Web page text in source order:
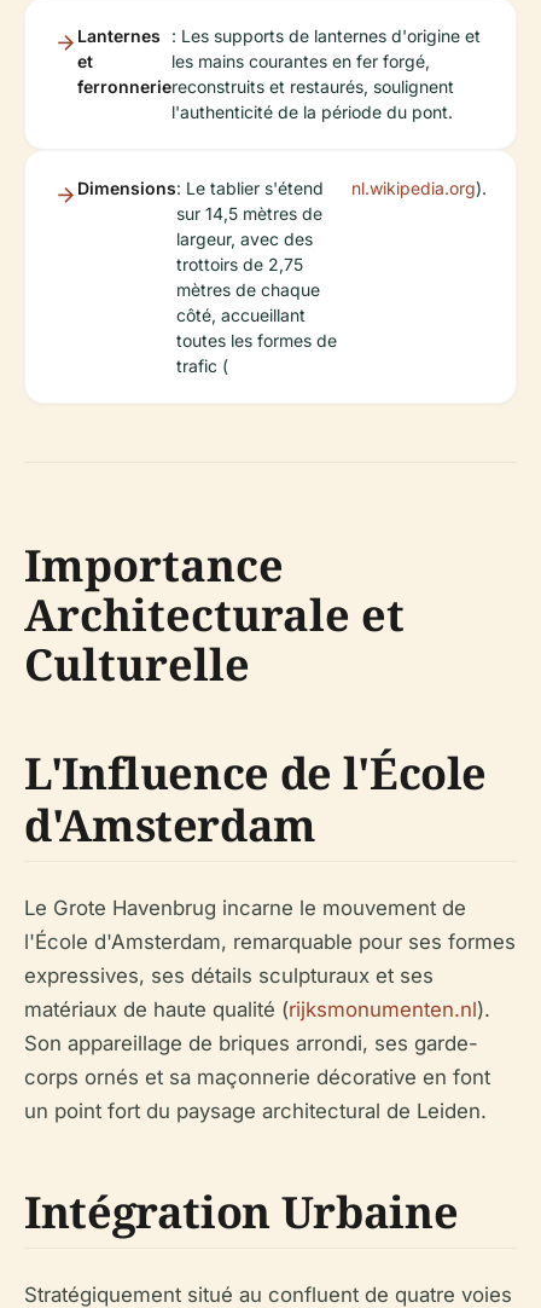
Lanternes
et
ferronnerie
: Les supports de lanternes d'origine et
les mains courantes en fer forgé,
reconstruits et restaurés, soulignent
l'authenticité de la période du pont.
Dimensions: Le tablier s'étend
sur 14,5 mètres de
largeur, avec des
trottoirs de 2,75
mètres de chaque
côté, accueillant
toutes les formes de
trafic (
nl.wikipedia.org).
Importance
Architecturale et
Culturelle
L'Influence de l'École
d'Amsterdam
Le Grote Havenbrug incarne le mouvement de
l'École d'Amsterdam, remarquable pour ses formes
expressives, ses détails sculpturaux et ses
matériaux de haute qualité (rijksmonumenten.nl).
Son appareillage de briques arrondi, ses garde-
corps ornés et sa maçonnerie décorative en font
un point fort du paysage architectural de Leiden.
Intégration Urbaine
Stratégiquement situé au confluent de quatre voies